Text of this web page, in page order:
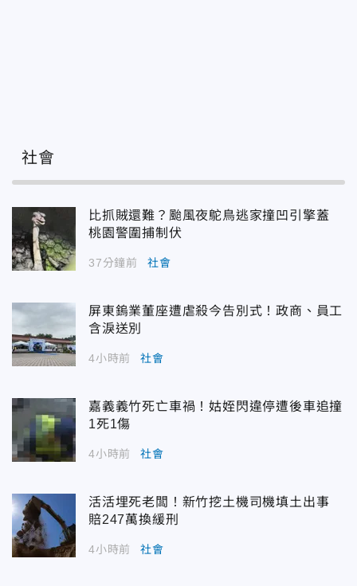
社會
比抓賊還難？颱風夜鴕鳥逃家撞凹引擎蓋
桃園警圍捕制伏
37分鐘前 社會
屏東鎢業董座遭虐殺今告別式！政商、員工
含淚送別
4小時前 社會
嘉義義竹死亡車禍！姑姪閃違停遭後車追撞
1死1傷
4小時前 社會
活活埋死老闆！新竹挖土機司機填土出事
賠247萬換緩刑
4小時前 社會